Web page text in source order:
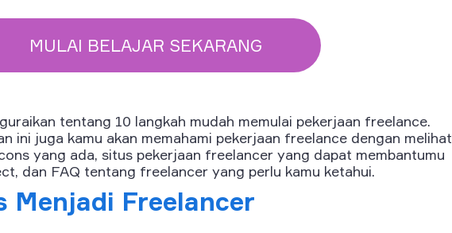
MULAI BELAJAR SEKARANG
tentang 10 langkah mudah memulai pekerjaan freelance.
ini juga kamu akan memahami pekerjaan freelance dengan melihat
yang ada, situs pekerjaan freelancer yang dapat membantumu
dan FAQ tentang freelancer yang perlu kamu ketahui.
Menjadi Freelancer